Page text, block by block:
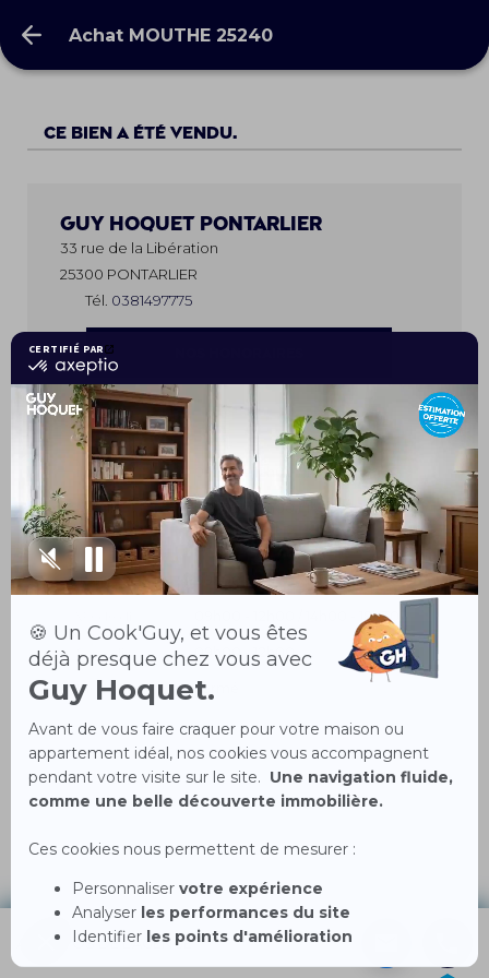
Achat MOUTHE 25240
Achat MOUTHE 25240
Ce bien a été vendu.
Guy Hoquet PONTARLIER
33 rue de la Libération
25300 PONTARLIER
Tél. 0381497775
Les horaires
Lundi 09h00 - 12h00 / 14h00 - 18h30
Mardi 09h00 - 12h00 / 14h00 - 18h30
Mercredi 09h00 - 12h00 / 14h00 - 18h30
Jeudi 09h00 - 12h00 / 14h00 - 18h30
09h00 - 12h00 / 14h00 - 18h30
Samedi 09h00 - 12h00
Dimanche Fermé
A PROPOS DE L'AGENCE